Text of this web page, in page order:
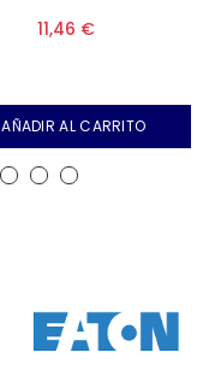
11,46 €
AÑADIR AL CARRITO